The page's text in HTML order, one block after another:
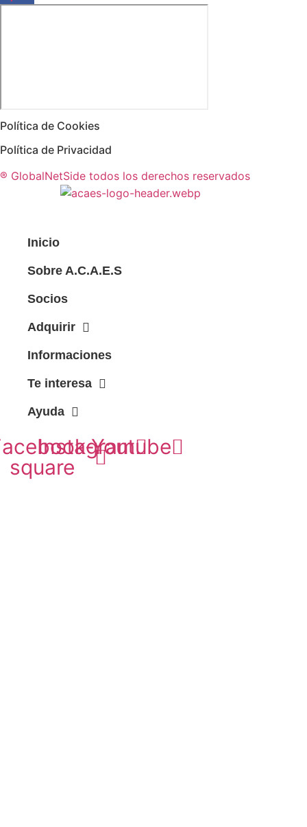
Política de Cookies
Política de Privacidad
® GlobalNetSide todos los derechos reservados
Inicio
Sobre A.C.A.E.S
Socios
Adquirir
Informaciones
Te interesa
Ayuda
square
Instagram
Youtube